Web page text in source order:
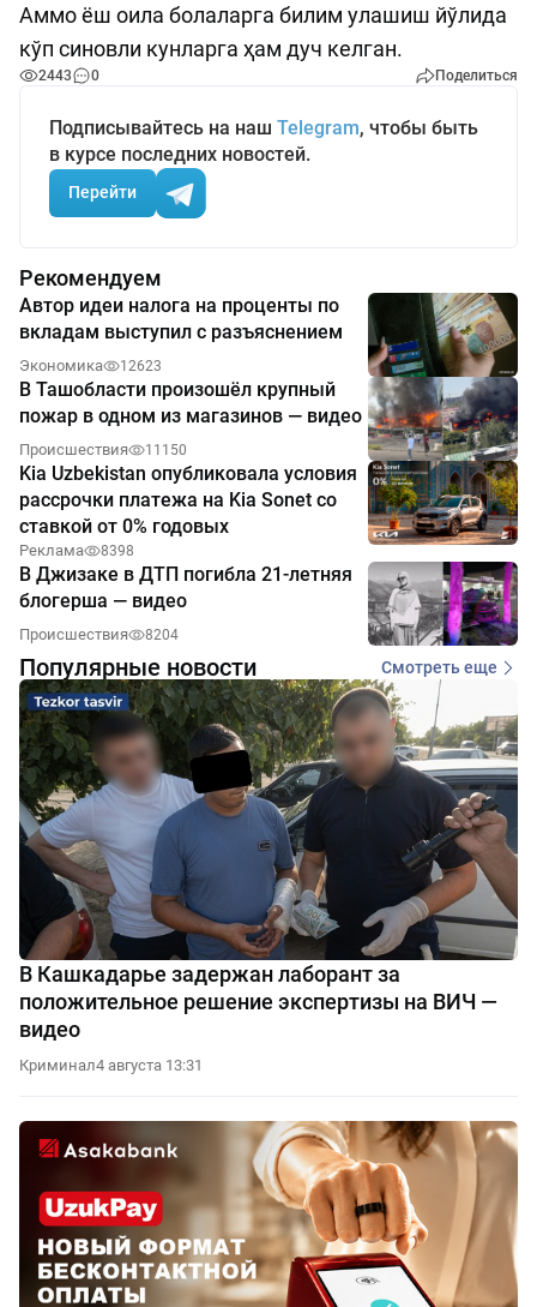
Аммо ёш оила болаларга билим улашиш йўлида
кўп синовли кунларга ҳам дуч келган.
2443 0 Поделиться
Подписывайтесь на наш Telegram, чтобы быть
в курсе последних новостей.
Перейти
Рекомендуем
Автор идеи налога на проценты по
вкладам выступил с разъяснением
Экономика 12623
В Ташобласти произошёл крупный
пожар в одном из магазинов — видео
Происшествия 11150
Kia Uzbekistan опубликовала условия
рассрочки платежа на Kia Sonet со
ставкой от 0% годовых
Реклама 8398
В Джизаке в ДТП погибла 21-летняя
блогерша — видео
Происшествия 8204
Популярные новости Смотреть еще
В Кашкадарье задержан лаборант за
положительное решение экспертизы на ВИЧ —
видео
Криминал4 августа 13:31